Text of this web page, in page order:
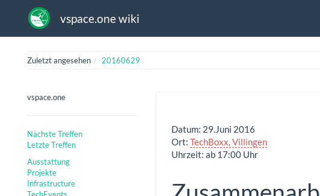
vspace.one wiki
Zuletzt angesehen 20160629
vspace.one
Nächste Treffen
Letzte Treffen
Ausstattung
Projekte
Infrastructure
Datum: 29.Juni 2016
Ort: TechBoxx, Villingen
Uhrzeit: ab 17:00 Uhr